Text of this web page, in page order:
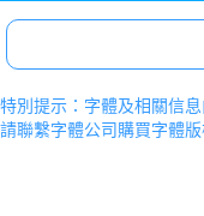
特別提示：字體及相關信
請聯繫字體公司購買字體